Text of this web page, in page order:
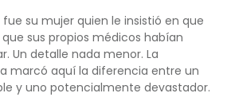
fue su mujer quien le insistió en que
sus propios médicos habían
Un detalle nada menor. La
marcó aquí la diferencia entre un
y uno potencialmente devastador.